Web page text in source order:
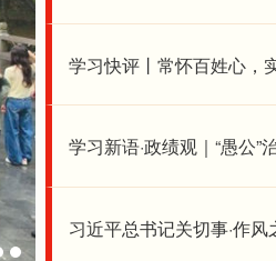
学习快评丨常怀百姓心，
学习新语·政绩观｜“愚公”
习近平总书记关切事·作风